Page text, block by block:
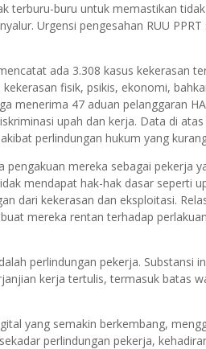
terburu-buru untuk memastikan
Urgensi pengesahan RUU
ada 3.308 kasus kekerasan
fisik, psikis, ekonomi,
menerima 47 aduan pelanggaran
upah dan kerja. Data di
perlindungan hukum yang
mereka sebagai pekerja
mendapat hak-hak dasar seperti
dari kekerasan dan eksploitasi.
mereka rentan terhadap
perlindungan pekerja. Substansi
kerja tertulis, termasuk batas
yang semakin berkembang,
perlindungan pekerja,